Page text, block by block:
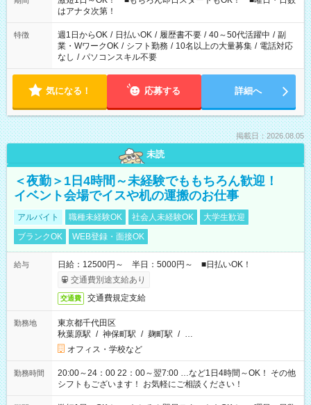
はアナタ次第！
特徴 週1日からOK / 日払いOK / 履歴書不要 / 40～50代活躍中 / 副
業・WワークOK / シフト勤務 / 10名以上の大量募集 / 電話対応
なし / パソコンスキル不要
気になる！ 応募する 詳細へ
掲載日：2026.08.05
未読
＜夜勤＞1日4時間～未経験でももちろん歓迎！
イベント会場でイスや机の運搬のお仕事
アルバイト 職種未経験OK 社会人未経験OK
大学生歓迎
ブランクOK
WEB登録・面接OK
給与
日給：12500円～ 半日：5000円～ ■日払いOK！
交通費別途支給あり
交通費 交通費規定支給
勤務地
東京都千代田区
秋葉原駅 / 神保町駅 / 麹町駅 / …
オフィス・学校など
勤務時間
20:00～24：00 22：00～翌7:00 …など1日4時間～OK！ その他
シフトもございます！ お気軽にご相談ください！